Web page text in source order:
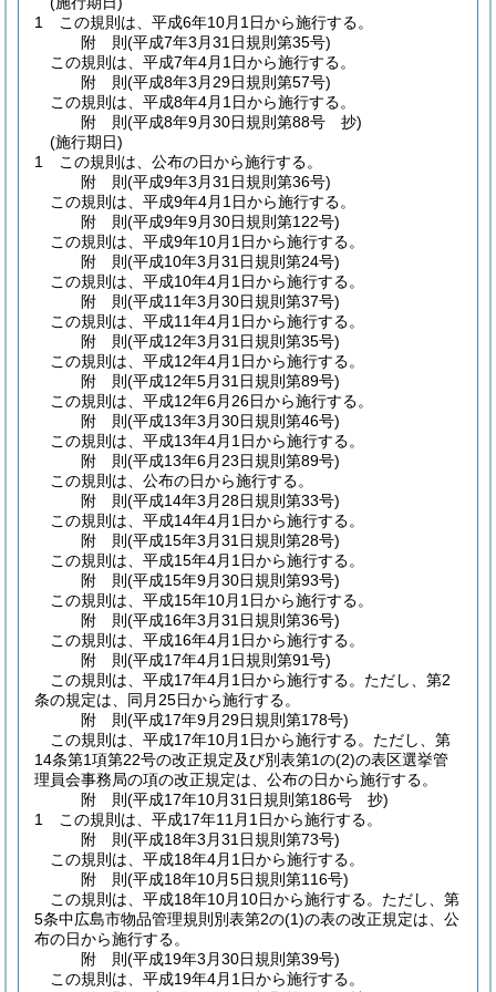
1
この規則は、平成6年10月1日から施行する。
附 則(平成7年3月31日規則第35号)
この規則は、平成7年4月1日から施行する。
附 則(平成8年3月29日規則第57号)
この規則は、平成8年4月1日から施行する。
附 則(平成8年9月30日規則第88号 抄)
(施行期日)
1
この規則は、公布の日から施行する。
附 則(平成9年3月31日規則第36号)
この規則は、平成9年4月1日から施行する。
附 則(平成9年9月30日規則第122号)
この規則は、平成9年10月1日から施行する。
附 則(平成10年3月31日規則第24号)
この規則は、平成10年4月1日から施行する。
附 則(平成11年3月30日規則第37号)
この規則は、平成11年4月1日から施行する。
附 則(平成12年3月31日規則第35号)
この規則は、平成12年4月1日から施行する。
附 則(平成12年5月31日規則第89号)
この規則は、平成12年6月26日から施行する。
附 則(平成13年3月30日規則第46号)
この規則は、平成13年4月1日から施行する。
附 則(平成13年6月23日規則第89号)
この規則は、公布の日から施行する。
附 則(平成14年3月28日規則第33号)
この規則は、平成14年4月1日から施行する。
附 則(平成15年3月31日規則第28号)
この規則は、平成15年4月1日から施行する。
附 則(平成15年9月30日規則第93号)
この規則は、平成15年10月1日から施行する。
附 則(平成16年3月31日規則第36号)
この規則は、平成16年4月1日から施行する。
附 則(平成17年4月1日規則第91号)
この規則は、平成17年4月1日から施行する。 ただし、第2
条の規定は、同月25日から施行する。
附 則(平成17年9月29日規則第178号)
この規則は、平成17年10月1日から施行する。 ただし、第
14条第1項第22号の改正規定及び別表第1の(2)の表区選挙管
理員会事務局の項の改正規定は、公布の日から施行する。
附 則(平成17年10月31日規則第186号 抄)
1
この規則は、平成17年11月1日から施行する。
附 則(平成18年3月31日規則第73号)
この規則は、平成18年4月1日から施行する。
附 則(平成18年10月5日規則第116号)
この規則は、平成18年10月10日から施行する。 ただし、第
5条中広島市物品管理規則別表第2の(1)の表の改正規定は、公
布の日から施行する。
附 則(平成19年3月30日規則第39号)
この規則は、平成19年4月1日から施行する。